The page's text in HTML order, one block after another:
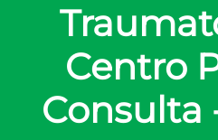
Centro
Consulta